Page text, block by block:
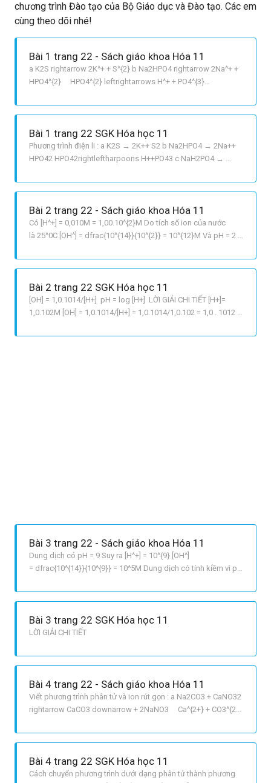
chương trình Đào tạo của Bộ Giáo dục và Đào tạo. Các em
cùng theo dõi nhé!
Bài 1 trang 22 - Sách giáo khoa Hóa 11
a K2S rightarrow 2K^+ + S^{2} b Na2HPO4 rightarrow 2Na^+ +
HPO4^{2} HPO4^{2} leftrightarrows H^+ + PO4^{3}
leftrightarrows H^+ + HPO4^{2} HPO4^{2} leftrightarrows H^+
Bài 1 trang 22 SGK Hóa học 11
Phương trình điện li : a K2S → 2K++ S2 b Na2HPO4 → 2Na++
HPO42 HPO42rightleftharpoons H++PO43 c NaH2PO4 →
HPO42 rightleftharpoons H++ PO43 d
H2PbO2 rightleftharpoons 2H+ + PbO22
Bài 2 trang 22 - Sách giáo khoa Hóa 11
Có [H^+] = 0,010M = 1,00.10^{2}M Do tích số ion của nước
là 25^0C [OH^] = dfrac{10^{14}}{10^{2}} = 10^{12}M Và pH = 2
tím trong dung dịch này sẽ hóa màu đỏ.
Bài 2 trang 22 SGK Hóa học 11
[OH] = 1,0.1014/[H+] pH = log [H+] LỜI GIẢI CHI TIẾT [H+]=
1,0.102M [OH] = 1,0.1014/[H+] = 1,0.1014/1,0.102 = 1,0 . 1012 M
tím trong dung dịch này có màu đỏ.
Bài 3 trang 22 - Sách giáo khoa Hóa 11
Dung dịch có pH = 9 Suy ra [H^+] = 10^{9} [OH^]
= dfrac{10^{14}}{10^{9}} = 10^5M Dung dịch có tính kiềm vì pH
pH geq 8,3
Bài 3 trang 22 SGK Hóa học 11
LỜI GIẢI CHI TIẾT
Bài 4 trang 22 - Sách giáo khoa Hóa 11
Viết phương trình phân tử và ion rút gọn : a Na2CO3 + CaNO32
rightarrow CaCO3 downarrow + 2NaNO3 Ca^{2+} + CO3^{2}
rightarrow FeOH2 downarrow + Na2SO4 Fe^{2+} + 2OH^
NaCl
Bài 4 trang 22 SGK Hóa học 11
Cách chuyển phương trình dưới dạng phân tử thành phương